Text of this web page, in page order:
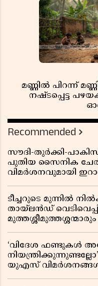
മണ്ണിൽ പിറന്ന്
നഷ്ടപ്പെട്ട
Recommended
സൗദി-തുർക്കി-
പുതിയ സൈനിക
വിമർശനവുമായി
ടീച്ചറുടെ മുന്നിൽ
തായ്‌ലൻഡ്
‘വിദേശ ഫണ്ടുകൾ
യുഎസ്